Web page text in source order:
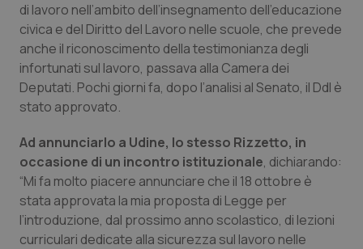
Molise
Piemonte
Provincia Autonoma di Bolzano
Provincia Autonoma di Trento
Puglia
Sardegna
Epatiti
HIV
Infezioni & Febbre
Ipertensione & Scompenso
Malattie rare
Malattia di Crohn & Rettocolite Ulcerosa
di lavoro nell’ambito dell’insegnamento dell’educazione
civica e del Diritto del Lavoro nelle scuole, che prevede
anche il riconoscimento della testimonianza degli
infortunati sul lavoro, passava alla Camera dei
Deputati. Pochi giorni fa, dopo l’analisi al Senato, il Ddl è
stato approvato.
Ad annunciarlo a Udine, lo stesso Rizzetto, in
occasione di un incontro istituzionale, dichiarando:
“Mi fa molto piacere annunciare che il 18 ottobre è
stata approvata la mia proposta di Legge per
l’introduzione, dal prossimo anno scolastico, di lezioni
curriculari dedicate alla sicurezza sul lavoro nelle